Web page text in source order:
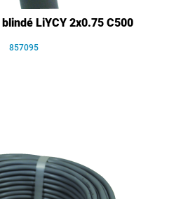
LiYCY 2x0.75 C500
857095